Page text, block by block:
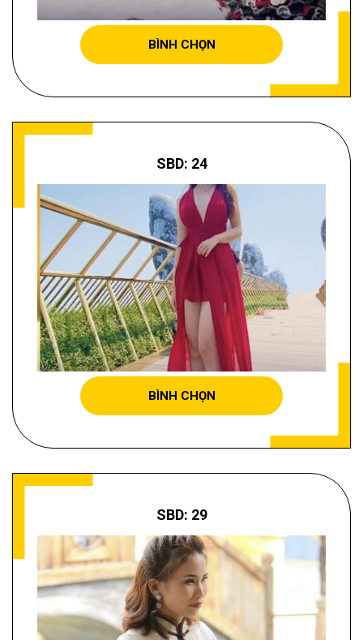
BÌNH CHỌN
SBD: 24
NGÔ HỒNG NGỌC
BÌNH CHỌN
SBD: 29